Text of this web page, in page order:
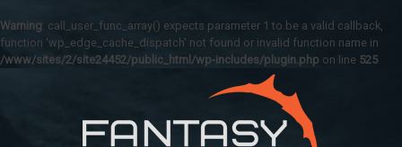
Warning: call_user_func_array() expects parameter 1 to be a valid callback,
function 'wp_edge_cache_dispatch' not found or invalid function name in
/www/sites/2/site24452/public_html/wp-includes/plugin.php on line 525